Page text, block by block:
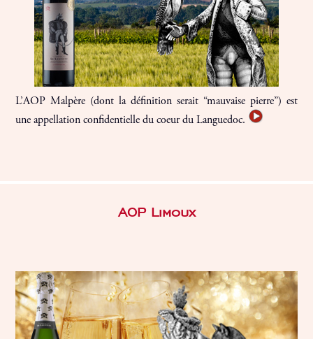
L’AOP Malpère (dont la définition serait “mauvaise pierre”) est
une appellation confidentielle du coeur du Languedoc.
AOP Limoux